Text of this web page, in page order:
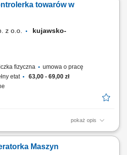
3 palet) Przygotowywanie towaru
magazynowych; Bezinwazyjny
towarów w
z o.o.
kujawsko-
fizyczna
umowa o pracę
etat
63,00 - 69,00 zł
pokaż opis
ilościowa i jakościowa towarów
arkuszy Excel; Składanie zamówień na
Maszyn